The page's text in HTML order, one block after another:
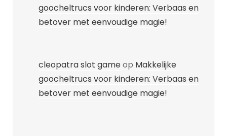
goocheltrucs voor kinderen: Verbaas en
betover met eenvoudige magie!
cleopatra slot gameop Makkelijke
goocheltrucs voor kinderen: Verbaas en
betover met eenvoudige magie!